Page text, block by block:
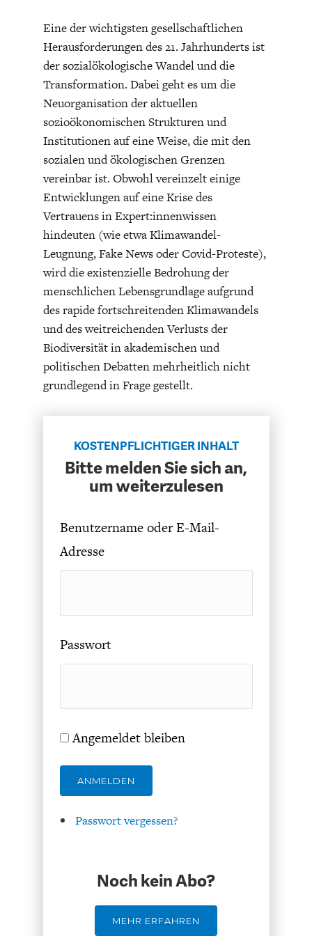
FACHKRÄFTEMANGEL
DAS DEUTSCHE
GESUNDHEITSWESEN
DIE NÄCHSTE STUFE DER
GERMANOMICS
FINANZMÄRKTE
GELDPOLITIK
GESELLSCHAFT
HÖRSAAL
Eine der wichtigsten gesellschaftlichen
Herausforderungen des 21. Jahrhunderts ist
der sozialökologische Wandel und die
Transformation. Dabei geht es um die
Neuorganisation der aktuellen
sozioökonomischen Strukturen und
Institutionen auf eine Weise, die mit den
sozialen und ökologischen Grenzen
vereinbar ist. Obwohl vereinzelt einige
Entwicklungen auf eine Krise des
Vertrauens in Expert:innenwissen
hindeuten (wie etwa Klimawandel-
Leugnung, Fake News oder Covid-Proteste),
wird die existenzielle Bedrohung der
menschlichen Lebensgrundlage aufgrund
des rapide fortschreitenden Klimawandels
und des weitreichenden Verlusts der
Biodiversität in akademischen und
politischen Debatten mehrheitlich nicht
grundlegend in Frage gestellt.
KOSTENPFLICHTIGER INHALT
Bitte melden Sie sich an,
um weiterzulesen
Benutzername oder E-Mail-
Adresse
Passwort
Angemeldet bleiben
ANMELDEN
Passwort vergessen?
Noch kein Abo?
MEHR ERFAHREN